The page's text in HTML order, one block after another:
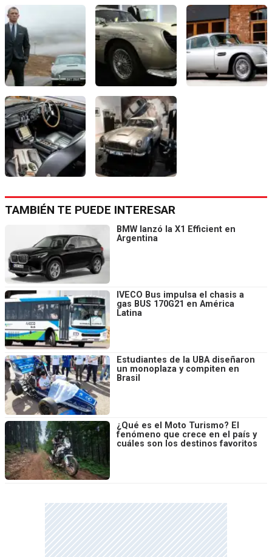
TAMBIÉN TE PUEDE INTERESAR
BMW lanzó la X1 Efficient en
Argentina
IVECO Bus impulsa el chasis a
gas BUS 170G21 en América
Latina
Estudiantes de la UBA diseñaron
un monoplaza y compiten en
Brasil
¿Qué es el Moto Turismo? El
fenómeno que crece en el país y
cuáles son los destinos favoritos